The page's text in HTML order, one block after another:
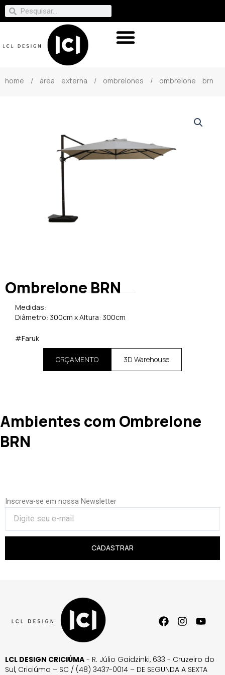
home / área externa / ombrelones / ombrelone brn
Ombrelone BRN
Medidas:
Diâmetro: 300cm x Altura: 300cm
#Faruk
ORÇAMENTO 3D Warehouse
Ambientes com Ombrelone
BRN
Inscreva-se em nossa Newsletter
CADASTRAR
LCL DESIGN CRICIÚMA - R. Júlio Gaidzinki, 633 - Cruzeiro do
Sul, Criciúma – SC / (48) 3437-0014 – DE SEGUNDA A SEXTA